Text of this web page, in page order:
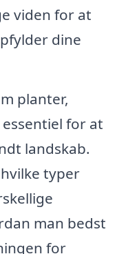
viden for at
dine
planter,
for at
landskab.
typer
man bedst
for